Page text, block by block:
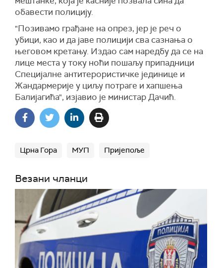
обавести полицију.
"Позивамо грађане на опрез, јер је реч о
убици, као и да јаве полицији сва сазнања о
његовом кретању. Издао сам наредбу да се на
лице места у току ноћи пошаљу припадници
Специјалне антитерористичке јединице и
Жандармерије у циљу потраге и хапшења
Балијагића", изјавио је министар Дачић.
Црна Гора МУП Пријепоље
Везани чланци